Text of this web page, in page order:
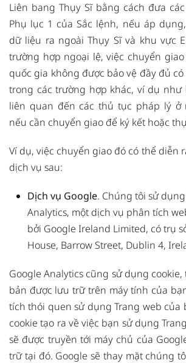
Liên bang Thụy Sĩ bằng cách đưa
Phụ lục 1 của Sắc lệnh, nếu áp
dữ liệu ra ngoài Thụy Sĩ và khu vực
trường hợp ngoại lệ, việc chuyển
quốc gia không được bảo vệ đầy đủ
trong các trường hợp khác, ví dụ như
liên quan đến các thủ tục pháp lý ở
nếu cần chuyển giao để ký kết hoặc
Ví dụ, việc chuyển giao đó có thể diễn
dịch vụ sau:
Dịch vụ Google. Chúng tôi sử
Analytics, một dịch vụ phân tích
bởi Google Ireland Limited, có trụ
House, Barrow Street, Dublin 4,
Google Analytics cũng sử dụng
bản được lưu trữ trên máy tính của
tích thói quen sử dụng Trang web của
cookie tạo ra về việc bạn sử dụng
sẽ được truyền tới máy chủ của
trữ tại đó. Google sẽ thay mặt chúng